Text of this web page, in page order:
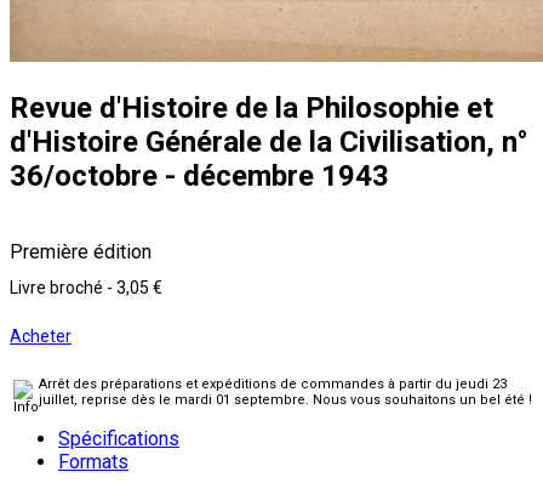
Revue d'Histoire de la Philosophie et
d'Histoire Générale de la Civilisation, n°
36/octobre - décembre 1943
Première édition
Livre broché - 3,05 €
Acheter
Arrêt des préparations et expéditions de commandes à partir du jeudi 23
juillet, reprise dès le mardi 01 septembre. Nous vous souhaitons un bel été !
Spécifications
Formats